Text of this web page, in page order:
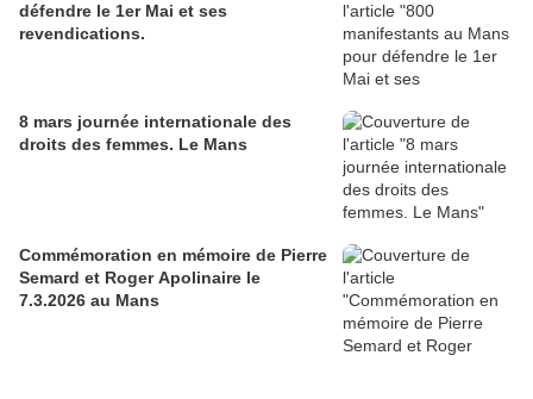
défendre le 1er Mai et ses
revendications.
8 mars journée internationale des
droits des femmes. Le Mans
Commémoration en mémoire de Pierre
Semard et Roger Apolinaire le
7.3.2026 au Mans